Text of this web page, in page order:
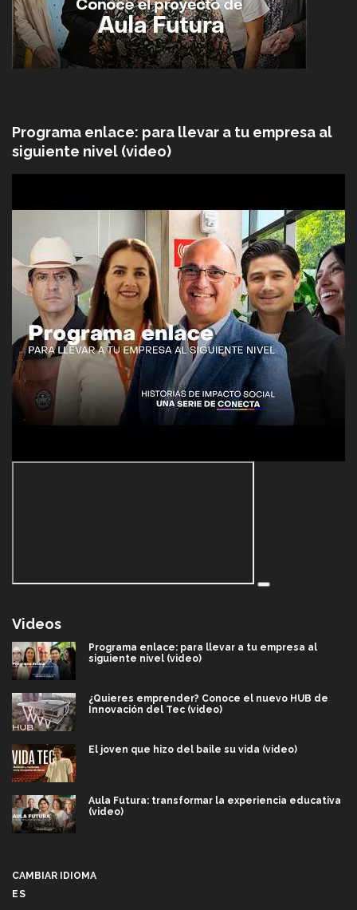
Programa enlace: para llevar a tu empresa al
siguiente nivel (video)
Videos
Programa enlace: para llevar a tu empresa al
siguiente nivel (video)
¿Quieres emprender? Conoce el nuevo HUB de
Innovación del Tec (video)
El joven que hizo del baile su vida (video)
Aula Futura: transformar la experiencia educativa
(video)
CAMBIAR IDIOMA
ES